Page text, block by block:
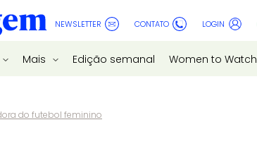
NEWSLETTER CONTATO LOGIN
Mais Edição semanal Women to Watch
do futebol feminino